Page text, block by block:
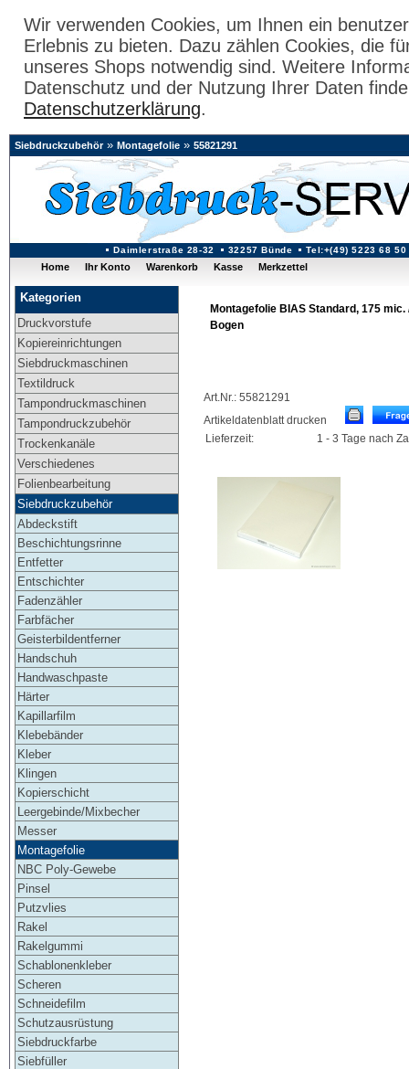
Wir verwenden Cookies, um Ihnen ein
Erlebnis zu bieten. Dazu zählen Cookies, die
unseres Shops notwendig sind. Weitere
Datenschutz und der Nutzung Ihrer Daten
Datenschutzerklärung.
Daimlerstraße 28-32 32257 Bünde Tel:+(49) 5223 68 50
Siebdruckzubehör» Montagefolie » 55821291
Home Ihr Konto Warenkorb Kasse Merkzettel
Kategorien
Druckvorstufe
Kopiereinrichtungen
Siebdruckmaschinen
Textildruck
Tampondruckmaschinen
Tampondruckzubehör
Trockenkanäle
Verschiedenes
Folienbearbeitung
Siebdruckzubehör
Abdeckstift
Beschichtungsrinne
Entfetter
Entschichter
Fadenzähler
Farbfächer
Geisterbildentferner
Handschuh
Handwaschpaste
Härter
Kapillarfilm
Klebebänder
Kleber
Klingen
Kopierschicht
Leergebinde/Mixbecher
Messer
Montagefolie
NBC Poly-Gewebe
Pinsel
Putzvlies
Rakel
Rakelgummi
Schablonenkleber
Scheren
Schneidefilm
Schutzausrüstung
Siebdruckfarbe
Siebfüller
Montagefolie BIAS Standard, 175 mic.
Bogen
Art.Nr.: 55821291
Artikeldatenblatt drucken
Lieferzeit:
1 - 3 Tage nach